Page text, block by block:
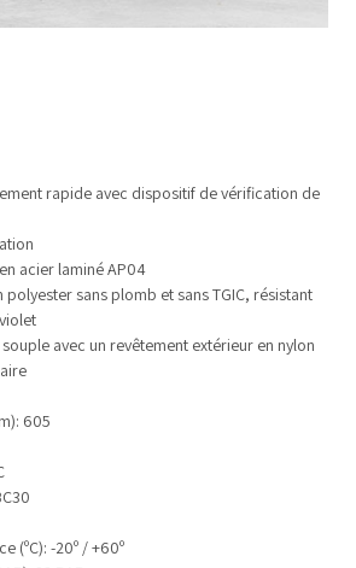
rapide avec dispositif de vérification de
acier laminé AP04
polyester sans plomb et sans TGIC, résistant
avec un revêtement extérieur en nylon
605
(ºC): -20º / +60º